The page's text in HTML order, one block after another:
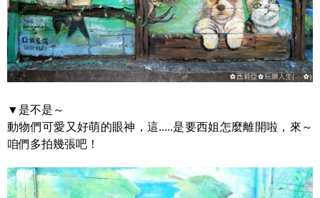
▼是不是～
動物們可愛又好萌的眼神，這.....是要西姐怎麼離開啦，來～
咱們多拍幾張吧！